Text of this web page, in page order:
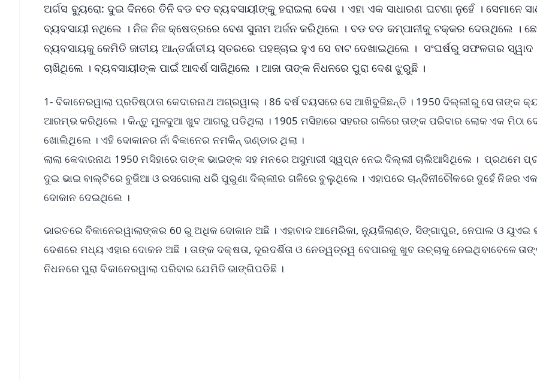
ଅର୍ଗସ ବ୍ୟୁରୋ: ଦୁଇ ଦିନରେ ତିନି ବଡ ବଡ ବ୍ୟବସାୟୀଙ୍କୁ ହରାଇଲା ଦେଶ । ଏହା ଏକ ସାଧାରଣ ଘଟଣା ନୁହେଁ । ସେମାନେ
ବ୍ୟବସାୟୀ ନଥିଲେ । ନିଜ ନିଜ କ୍ଷେତ୍ରରେ ବେଶ ସୁନାମ ଅର୍ଜନ କରିଥିଲେ । ବଡ ବଡ କମ୍ପାନୀକୁ ଟକ୍କର ଦେଉଥିଲେ ।
ବ୍ୟବସାୟକୁ କେମିତି ଜାତୀୟ ଆନ୍ତର୍ଜାତୀୟ ସ୍ତରରେ ପହଞ୍ଚାଇ ହୁଏ ସେ ବାଟ ଦେଖାଇଥିଲେ । ସଂଘର୍ଷରୁ ସଫଳତାର ସ୍ୱାଦ
ଚାଖିଥିଲେ । ବ୍ୟବସାୟୀଙ୍କ ପାଇଁ ଆଦର୍ଶ ସାଜିଥିଲେ । ଆଜା ତାଙ୍କ ନିଧନରେ ପୁରା ଦେଶ ଝୁରୁଛି ।
1- ବିକାନେରୱାଲା ପ୍ରତିଷ୍ଠାତା କେଦାରନାଥ ଅଗ୍ରୱାଲ୍ । 86 ବର୍ଷ ବୟସରେ ସେ ଆଖିବୁଜିଛନ୍ତି । 1950 ଦିଲ୍ଲୀରୁ ସେ ତାଙ୍କ
ଆରମ୍ଭ କରିଥିଲେ । କିନ୍ତୁ ମୁଳଦୁଆ ଖୁବ ଆଗରୁ ପଡିଥିଲା । 1905 ମସିହାରେ ସହରର ଗଳିରେ ତାଙ୍କ ପରିବାର ଲୋକ ଏକ ମିଠା
ଖୋଲିଥିଲେ । ଏହି ଦୋକାନର ନାଁ ବିକାନେର ନମକିନ୍ ଭଣ୍ଡାର ଥିଲା ।
ଲାଲା କେଦାରନାଥ 1950 ମସିହାରେ ତାଙ୍କ ଭାଇଙ୍କ ସହ ମନରେ ଅସୁମାରୀ ସ୍ୱପ୍ନ ନେଇ ଦିଲ୍ଲୀ ଚାଲିଆସିଥିଲେ । ପ୍ରଥମେ
ଦୁଇ ଭାଇ ବାଲ୍ଟିରେ ବୁଜିଆ ଓ ରସଗୋଲା ଧରି ପୁରୁଣା ଦିଲ୍ଲୀର ଗଳିରେ ବୁଲୁଥିଲେ । ଏହାପରେ ଚାନ୍ଦିନୀଚୌକରେ ଦୁହେଁ ନିଜର ଏକ
ଦୋକାନ ଦେଇଥିଲେ ।
ଭାରତରେ ବିକାନେରୱାଲାଙ୍କର 60 ରୁ ଅଧିକ ଦୋକାନ ଅଛି । ଏହାବାଦ ଆମେରିକା, ନ୍ୟୁଜିଲାଣ୍ଡ, ସିଙ୍ଗାପୁର, ନେପାଲ ଓ ୟୁଏଇ
ଦେଶରେ ମଧ୍ୟ ଏହାର ଦୋକନ ଅଛି । ତାଙ୍କ ଦକ୍ଷତା, ଦୂରଦର୍ଶିତା ଓ ନେତ୍ୱତ୍ତ୍ୱ ବେପାରକୁ ଖୁବ ଉଚ୍ଚାକୁ ନେଇଥିବାବେଳେ
ନିଧନରେ ପୁରା ବିକାନେରୱାଲା ପରିବାର ଯେମିତି ଭାଙ୍ଗିପଡିଛି ।